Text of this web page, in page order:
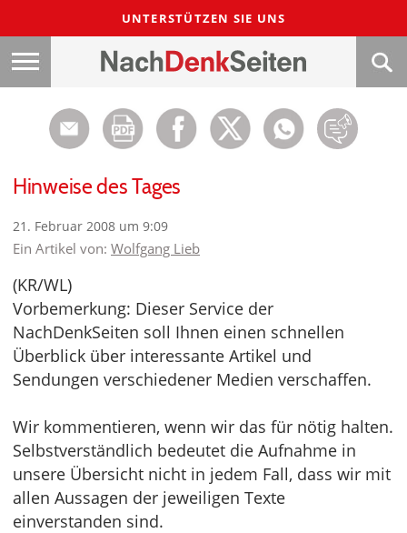
UNTERSTÜTZEN SIE UNS
Hinweise des Tages
21. Februar 2008 um 9:09
Ein Artikel von: Wolfgang Lieb
(KR/WL)
Vorbemerkung: Dieser Service der
NachDenkSeiten soll Ihnen einen schnellen
Überblick über interessante Artikel und
Sendungen verschiedener Medien verschaffen.
Wir kommentieren, wenn wir das für nötig halten.
Selbstverständlich bedeutet die Aufnahme in
unsere Übersicht nicht in jedem Fall, dass wir mit
allen Aussagen der jeweiligen Texte
einverstanden sind.